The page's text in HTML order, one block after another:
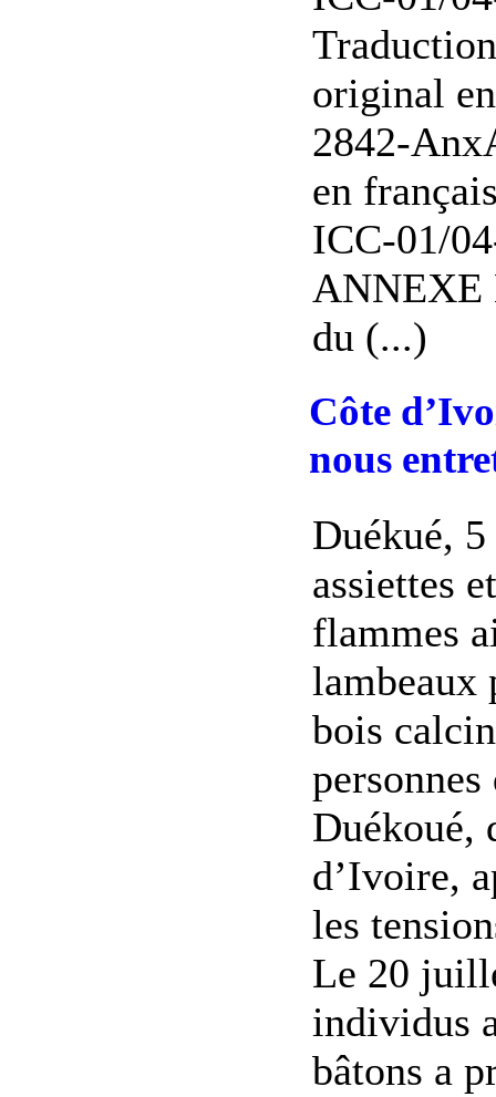
original
2842-
en
ICC-01/
ANNEXE
du (...)
Côte
nous
Duékué,
assiettes
flammes
lambeaux
bois
Duékoué,
d’Ivoire,
les
Le 20
individus
bâtons a